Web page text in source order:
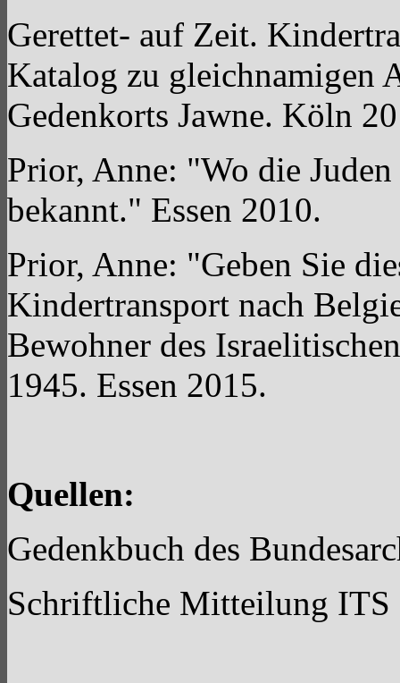
Gerettet- auf Zeit.
Katalog zu gleichnamigen
Gedenkorts Jawne. Köln
Prior, Anne: "Wo die
bekannt." Essen 2010.
Prior, Anne: "Geben Sie
Kindertransport nach
Bewohner des
1945. Essen 2015.
Quellen:
Gedenkbuch des
Schriftliche Mitteilung ITS